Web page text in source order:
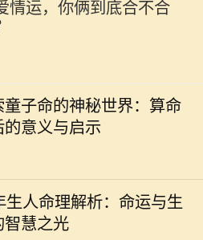
情运，你俩到底合不合
童子命的神秘世界：算命
的意义与启示
的艺术，涉及到命理、五行、
多种哲学原理。童子命，作为
一个重要概念，常常引发人们
生人命理解析：命运与生
智慧之光
传统文化中，命理学是一门博
的学问。对于1960年出生的
称“60年生人”，他们的命理特
往吸引着众多人的关注。根据